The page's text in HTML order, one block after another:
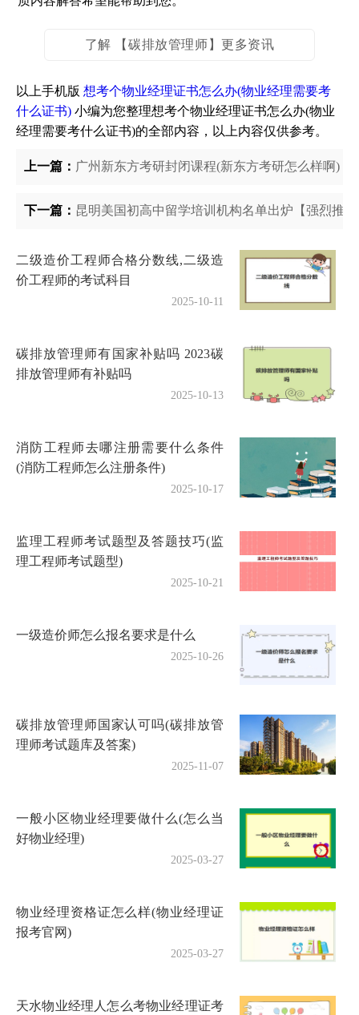
了解 【碳排放管理师】更多资讯
以上手机版 想考个物业经理证书怎么办(物业经理需要考
什么证书) 小编为您整理想考个物业经理证书怎么办(物业
经理需要考什么证书)的全部内容，以上内容仅供参考。
上一篇： 广州新东方考研封闭课程(新东方考研怎么样啊)
下一篇： 昆明美国初高中留学培训机构名单出炉【强烈推
二级造价工程师合格分数线,二级造
价工程师的考试科目
2025-10-11
碳排放管理师有国家补贴吗 2023碳
排放管理师有补贴吗
2025-10-13
消防工程师去哪注册需要什么条件
(消防工程师怎么注册条件)
2025-10-17
监理工程师考试题型及答题技巧(监
理工程师考试题型)
2025-10-21
一级造价师怎么报名要求是什么
2025-10-26
碳排放管理师国家认可吗(碳排放管
理师考试题库及答案)
2025-11-07
一般小区物业经理要做什么(怎么当
好物业经理)
2025-03-27
物业经理资格证怎么样(物业经理证
报考官网)
2025-03-27
天水物业经理人怎么考物业经理证考